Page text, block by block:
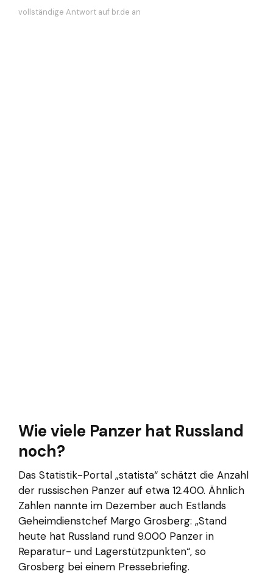
vollständige Antwort auf br.de an
Wie viele Panzer hat Russland
noch?
Das Statistik-Portal „statista“ schätzt die Anzahl
der russischen Panzer auf etwa 12.400. Ähnlich
Zahlen nannte im Dezember auch Estlands
Geheimdienstchef Margo Grosberg: „Stand
heute hat Russland rund 9.000 Panzer in
Reparatur- und Lagerstützpunkten“, so
Grosberg bei einem Pressebriefing.